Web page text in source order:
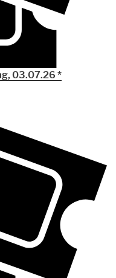
03.07.26 *